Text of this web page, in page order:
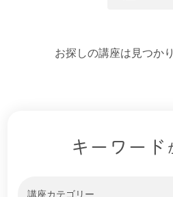
お探しの講座は見つか
キーワード
講座カテゴリー